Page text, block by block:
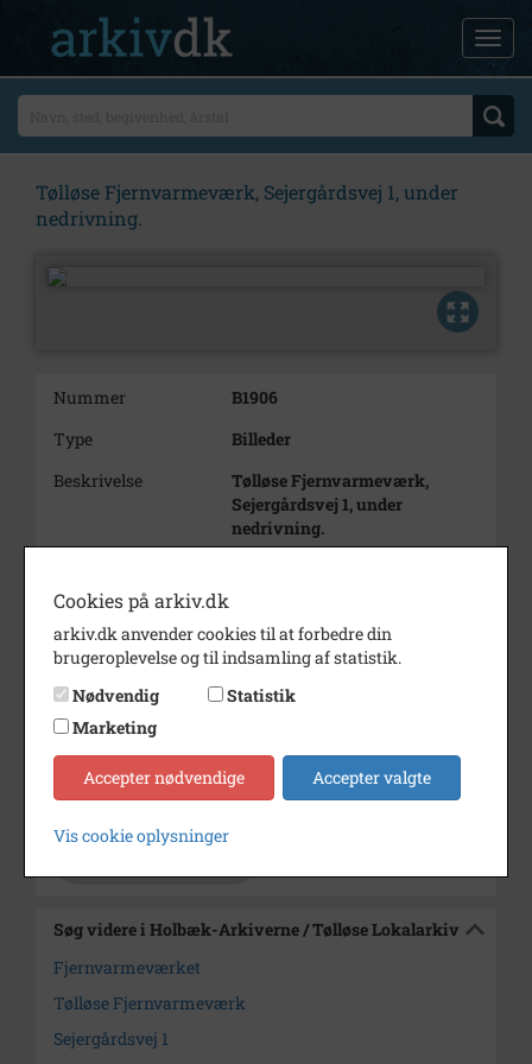
Tølløse Fjernvarmeværk, Sejergårdsvej 1, under
nedrivning.
Nummer
B1906
Type
Billeder
Beskrivelse
Tølløse Fjernvarmeværk,
Sejergårdsvej 1, under
nedrivning.
Periode
1987 - 1989
Dateringsnote
1991
Fotograf
Arkiv
Holbæk-Arkiverne / Tølløse
Lokalarkiv
Søg videre i Holbæk-Arkiverne / Tølløse Lokalarkiv
Fjernvarmeværket
Tølløse Fjernvarmeværk
Sejergårdsvej 1
Cookies på arkiv.dk
arkiv.dk anvender cookies til at forbedre din
brugeroplevelse og til indsamling af statistik.
Nødvendig
Statistik
Marketing
Accepter nødvendige Accepter valgte
Vis cookie oplysninger